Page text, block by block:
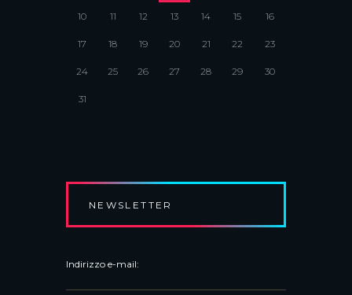
10 11 12 13 14 15 16
17 18 19 20 21 22 23
24 25 26 27 28 29 30
31
NEWSLETTER
Indirizzo e-mail: